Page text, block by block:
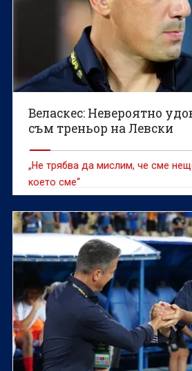
Веласкес: Невероятно
съм треньор на Левски
„Не трябва да мислим, че сме
което сме“